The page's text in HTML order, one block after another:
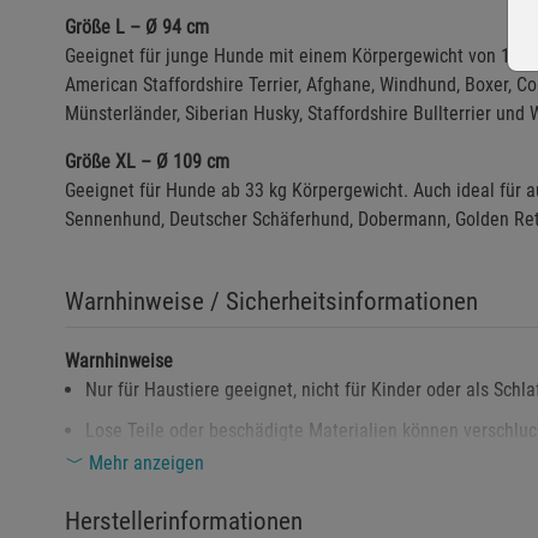
Größe L – Ø 94 cm
Geeignet für junge Hunde mit einem Körpergewicht von
American Staffordshire Terrier, Afghane, Windhund, Boxer,
Münsterländer, Siberian Husky, Staffordshire Bullterrier und
Größe XL – Ø 109 cm
Geeignet für Hunde ab 33 kg Körpergewicht. Auch ideal für
Sennenhund, Deutscher Schäferhund, Dobermann, Golden
Warnhinweise / Sicherheitsinformationen
Warnhinweise
Nur für Haustiere geeignet, nicht für Kinder oder als
Lose Teile oder beschädigte Materialien können
Von offenen Flammen und starken Hitzequellen fernhalten.
Sicherheitshinweise
Mehr anzeigen
Herstellerinformationen